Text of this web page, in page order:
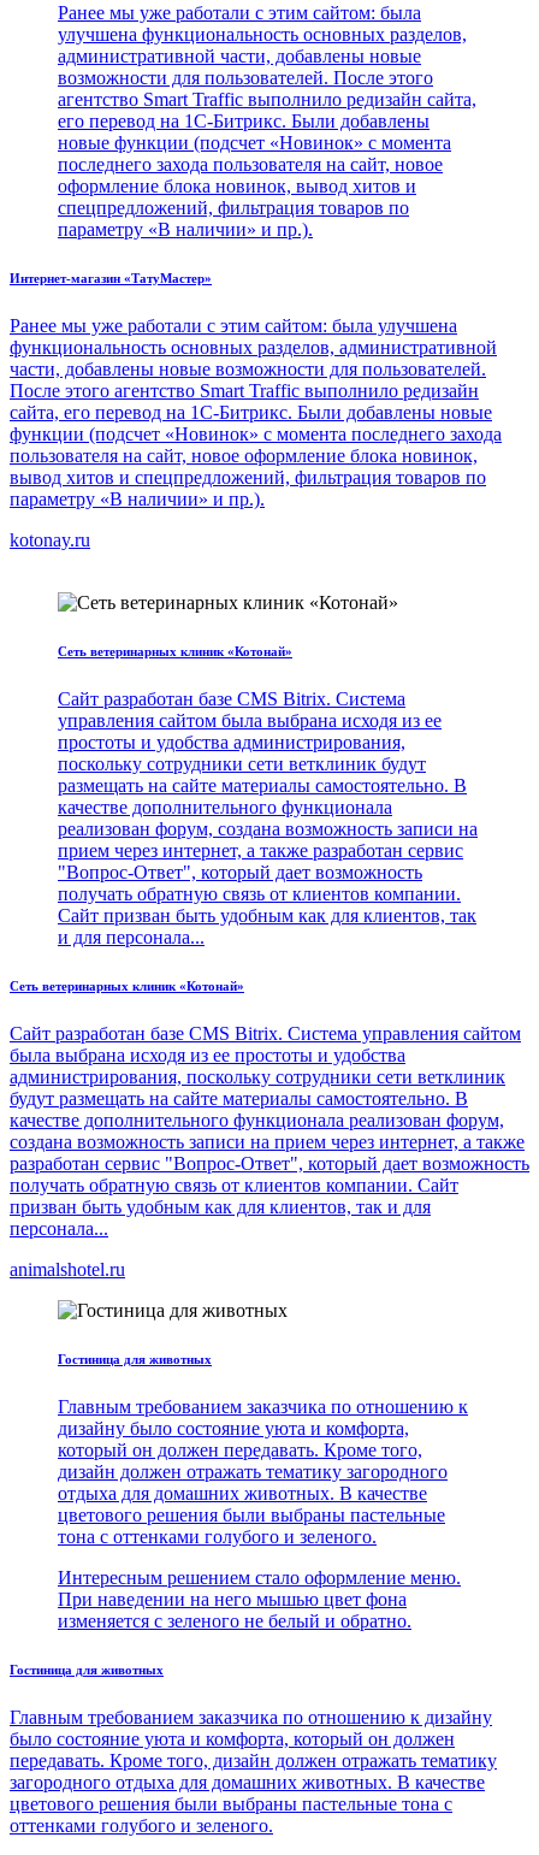
Ранее мы уже работали с этим сайтом: была
улучшена функциональность основных разделов,
административной части, добавлены новые
возможности для пользователей. После этого
агентство Smart Traffic выполнило редизайн сайта,
его перевод на 1С-Битрикс. Были добавлены
новые функции (подсчет «Новинок» с момента
последнего захода пользователя на сайт, новое
оформление блока новинок, вывод хитов и
спецпредложений, фильтрация товаров по
параметру «В наличии» и пр.).
Интернет-магазин «ТатуМастер»
Ранее мы уже работали с этим сайтом: была улучшена
функциональность основных разделов, административной
части, добавлены новые возможности для пользователей.
После этого агентство Smart Traffic выполнило редизайн
сайта, его перевод на 1С-Битрикс. Были добавлены новые
функции (подсчет «Новинок» с момента последнего захода
пользователя на сайт, новое оформление блока новинок,
вывод хитов и спецпредложений, фильтрация товаров по
параметру «В наличии» и пр.).
kotonay.ru
Сеть ветеринарных клиник «Котонай»
Сайт разработан базе CMS Bitrix. Система
управления сайтом была выбрана исходя из ее
простоты и удобства администрирования,
поскольку сотрудники сети ветклиник будут
размещать на сайте материалы самостоятельно. В
качестве дополнительного функционала
реализован форум, создана возможность записи на
прием через интернет, а также разработан сервис
"Вопрос-Ответ", который дает возможность
получать обратную связь от клиентов компании.
Сайт призван быть удобным как для клиентов, так
и для персонала...
Сеть ветеринарных клиник «Котонай»
Сайт разработан базе CMS Bitrix. Система управления сайтом
была выбрана исходя из ее простоты и удобства
администрирования, поскольку сотрудники сети ветклиник
будут размещать на сайте материалы самостоятельно. В
качестве дополнительного функционала реализован форум,
создана возможность записи на прием через интернет, а также
разработан сервис "Вопрос-Ответ", который дает возможность
получать обратную связь от клиентов компании. Сайт
призван быть удобным как для клиентов, так и для
персонала...
animalshotel.ru
Гостиница для животных
Главным требованием заказчика по отношению к
дизайну было состояние уюта и комфорта,
который он должен передавать. Кроме того,
дизайн должен отражать тематику загородного
отдыха для домашних животных. В качестве
цветового решения были выбраны пастельные
тона с оттенками голубого и зеленого.
Интересным решением стало оформление меню.
При наведении на него мышью цвет фона
изменяется с зеленого не белый и обратно.
Гостиница для животных
Главным требованием заказчика по отношению к дизайну
было состояние уюта и комфорта, который он должен
передавать. Кроме того, дизайн должен отражать тематику
загородного отдыха для домашних животных. В качестве
цветового решения были выбраны пастельные тона с
оттенками голубого и зеленого.